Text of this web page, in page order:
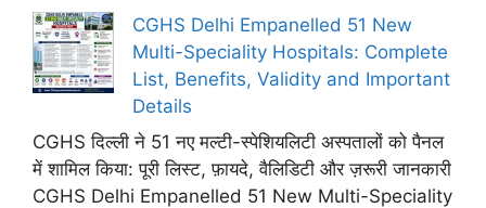
CGHS Delhi Empanelled 51 New
Multi-Speciality Hospitals: Complete
List, Benefits, Validity and Important
Details
CGHS दिल्ली ने 51 नए मल्टी-स्पेशियलिटी अस्पतालों को पैनल
में शामिल किया: पूरी लिस्ट, फ़ायदे, वैलिडिटी और ज़रूरी जानकारी
CGHS Delhi Empanelled 51 New Multi-Speciality